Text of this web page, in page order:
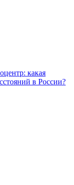
какая
в России?